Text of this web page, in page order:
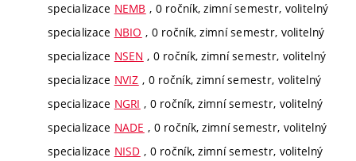
specializace NEMB , 0 ročník, zimní semestr, volitelný
specializace NBIO , 0 ročník, zimní semestr, volitelný
specializace NSEN , 0 ročník, zimní semestr, volitelný
specializace NVIZ , 0 ročník, zimní semestr, volitelný
specializace NGRI , 0 ročník, zimní semestr, volitelný
specializace NADE , 0 ročník, zimní semestr, volitelný
specializace NISD , 0 ročník, zimní semestr, volitelný